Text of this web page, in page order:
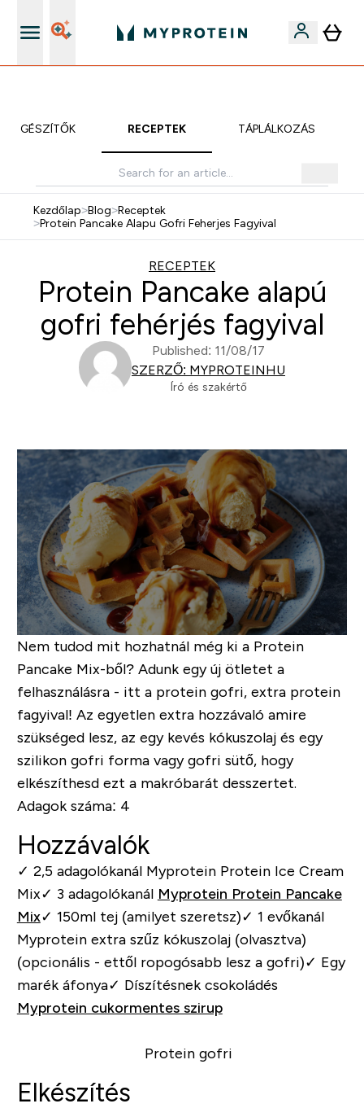
KIEGÉSZÍTŐK RECEPTEK TÁPLÁLKOZÁS
Kezdőlap>Blog>Receptek
>Protein Pancake Alapu Gofri Feherjes Fagyival
RECEPTEK
Protein Pancake alapú
gofri fehérjés fagyival
Published: 11/08/17
SZERZŐ: MYPROTEINHU
Író és szakértő
Nem tudod mit hozhatnál még ki a Protein
Pancake Mix-ből? Adunk egy új ötletet a
felhasználásra - itt a protein gofri, extra protein
fagyival! Az egyetlen extra hozzávaló amire
szükséged lesz, az egy kevés kókuszolaj és egy
szilikon gofri forma vagy gofri sütő, hogy
elkészíthesd ezt a makróbarát desszertet.
Adagok száma: 4
Hozzávalók
✓ 2,5 adagolókanál Myprotein Protein Ice Cream
Mix✓ 3 adagolókanál Myprotein Protein Pancake
Mix✓ 150ml tej (amilyet szeretsz)✓ 1 evőkanál
Myprotein extra szűz kókuszolaj (olvasztva)
(opcionális - ettől ropogósabb lesz a gofri)✓ Egy
marék áfonya✓ Díszítésnek csokoládés
Myprotein cukormentes szirup
Elkészítés